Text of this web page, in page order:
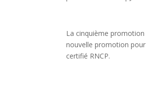
La cinquième
nouvelle promotion
certifié RNCP.